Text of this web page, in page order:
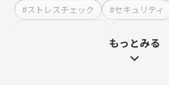
セミナー・イベント管理
マーケティング運営支援
#ストレスチェック
#セキュリティ
#メーカー
#メ
もっとみる